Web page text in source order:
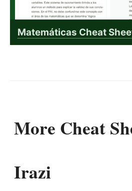
Matemáticas Cheat
More Cheat
Irazi